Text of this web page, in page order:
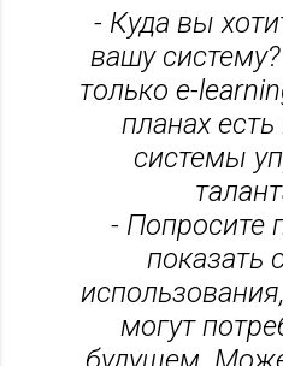
- Куда вы
вашу
только e-
планах
системы
- Попросите
показать
могут